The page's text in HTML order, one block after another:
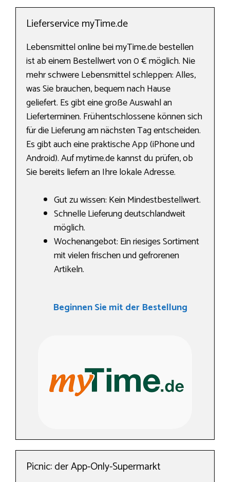
Lieferservice myTime.de
Lebensmittel online bei myTime.de bestellen
ist ab einem Bestellwert von 0 € möglich. Nie
mehr schwere Lebensmittel schleppen: Alles,
was Sie brauchen, bequem nach Hause
geliefert. Es gibt eine große Auswahl an
Lieferterminen. Frühentschlossene können sich
für die Lieferung am nächsten Tag entscheiden.
Es gibt auch eine praktische App (iPhone und
Android). Auf mytime.de kannst du prüfen, ob
Sie bereits liefern an Ihre lokale Adresse.
Gut zu wissen: Kein Mindestbestellwert.
Schnelle Lieferung deutschlandweit
möglich.
Wochenangebot: Ein riesiges Sortiment
mit vielen frischen und gefrorenen
Artikeln.
Beginnen Sie mit der Bestellung
Picnic: der App-Only-Supermarkt